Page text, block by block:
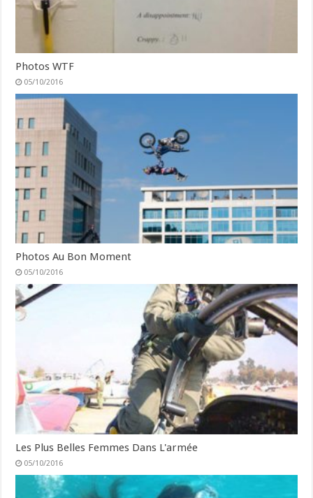
Photos WTF
05/10/2016
Photos Au Bon Moment
05/10/2016
Les Plus Belles Femmes Dans L'armée
05/10/2016